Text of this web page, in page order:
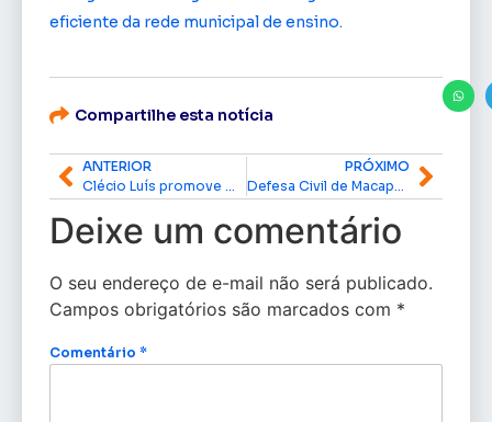
eficiente da rede municipal de ensino.
Compartilhe esta notícia
ANTERIOR
PRÓXIMO
Deixe um comentário
O seu endereço de e-mail não será publicado.
Campos obrigatórios são marcados com *
Comentário *